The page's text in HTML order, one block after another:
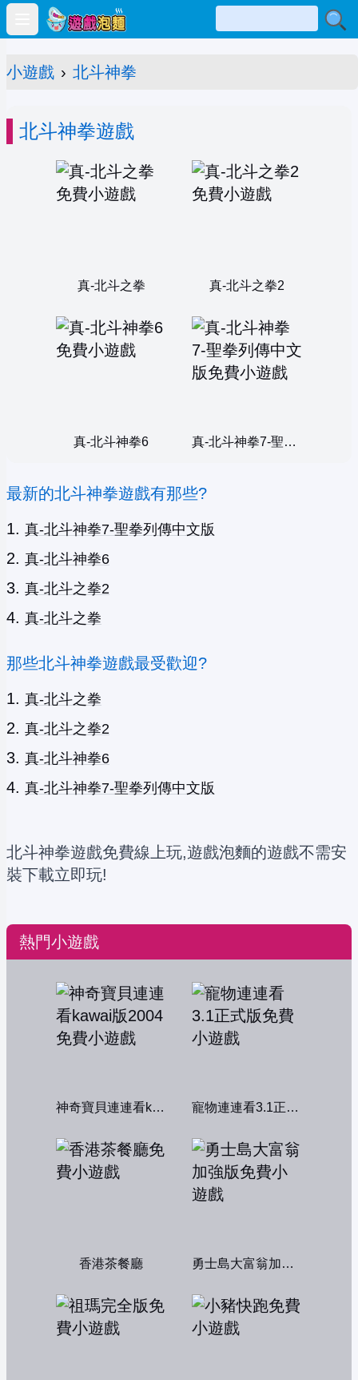
Open main menu
小遊戲 › 北斗神拳
北斗神拳遊戲
真-北斗之拳 真-北斗之拳2
真-北斗神拳6 真-北斗神拳7-聖拳列傳中文版
最新的北斗神拳遊戲有那些?
真-北斗神拳7-聖拳列傳中文版
真-北斗神拳6
真-北斗之拳2
真-北斗之拳
那些北斗神拳遊戲最受歡迎?
真-北斗之拳
真-北斗之拳2
真-北斗神拳6
真-北斗神拳7-聖拳列傳中文版
北斗神拳遊戲免費線上玩,遊戲泡麵的遊戲不需安
裝下載立即玩!
熱門小遊戲
神奇寶貝連連看kawai版2004 寵物連連看3.1正式版
香港茶餐廳 勇士島大富翁加強版